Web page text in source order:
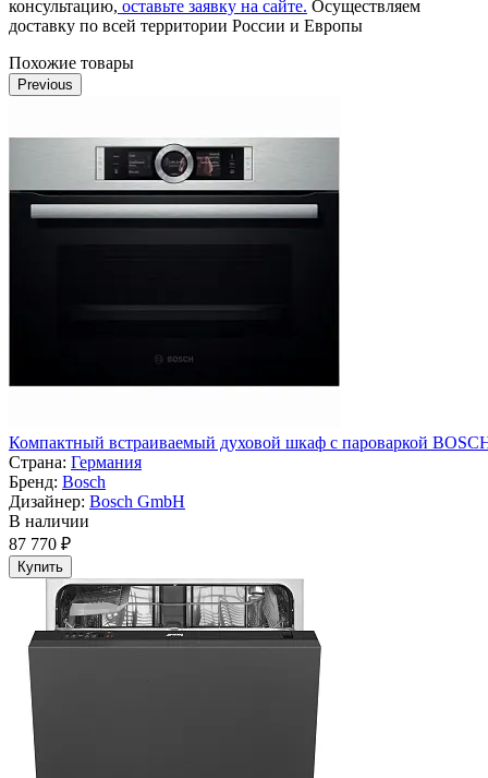
консультацию, оставьте заявку на сайте. Осуществляем
доставку по всей территории России и Европы
Похожие товары
Previous
Компактный встраиваемый духовой шкаф с пароваркой
Страна: Германия
Бренд: Bosch
Дизайнер: Bosch GmbH
В наличии
87 770 ₽
Купить